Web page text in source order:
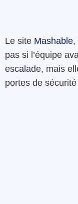
Le site Mashable,
pas si l’équipe
escalade, mais
portes de